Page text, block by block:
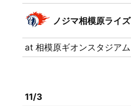
ノジマ相模原ライズ
at 相模原ギオンスタジアム
11/3